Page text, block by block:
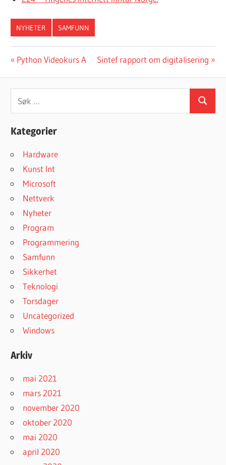
NYHETER SAMFUNN
Innleggsnavigasjon
Forrige
Python Videokurs A
Neste
Sintef rapport om digitalisering
Søk
Kategorier
Hardware
Kunst Int
Microsoft
Nettverk
Nyheter
Program
Programmering
Samfunn
Sikkerhet
Teknologi
Torsdager
Uncategorized
Windows
Arkiv
mai 2021
mars 2021
november 2020
oktober 2020
mai 2020
april 2020